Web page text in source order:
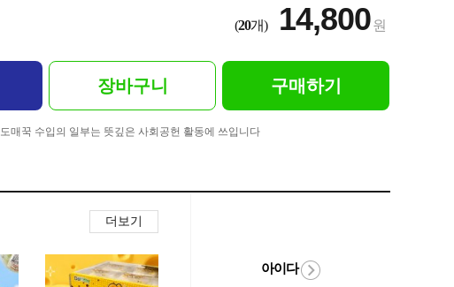
(20개) 14,800원
장바구니 구매하기
도매꾹 수입의 일부는 뜻깊은 사회공헌 활동에 쓰입니다
더보기
아이다